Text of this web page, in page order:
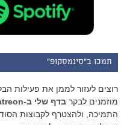
תמכו ב"סינמסקופ"
רוצים לעזור לממן את פעילות
מוזמנים לבקר בדף שלי ב-Patreon
התמיכה, ולהצטרף לקבוצות